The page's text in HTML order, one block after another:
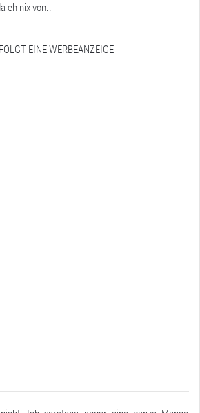
eh nix von..
EINE WERBEANZEIGE